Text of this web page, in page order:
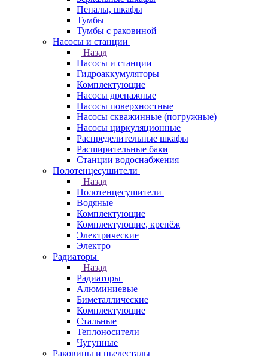
Пеналы, шкафы
Тумбы
Тумбы с раковиной
Насосы и станции
Назад
Насосы и станции
Гидроаккумуляторы
Комплектующие
Насосы дренажные
Насосы поверхностные
Насосы скважинные (погружные)
Насосы циркуляционные
Распределительные шкафы
Расширительные баки
Станции водоснабжения
Полотенцесушители
Назад
Полотенцесушители
Водяные
Комплектующие
Комплектующие, крепёж
Электрические
Электро
Радиаторы
Назад
Радиаторы
Алюминиевые
Биметаллические
Комплектующие
Стальные
Теплоносители
Чугунные
Раковины и пьедесталы